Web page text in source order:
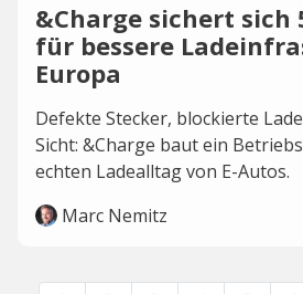
&Charge sichert sich
für bessere
Europa
Defekte Stecker, blockierte
Sicht: &Charge baut ein
echten Ladealltag von E-Autos.
Marc Nemitz